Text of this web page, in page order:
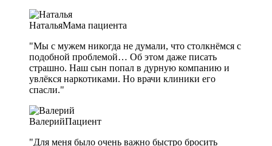
НатальяМама пациента
"Мы с мужем никогда не думали, что столкнёмся с
подобной проблемой… Об этом даже писать
страшно. Наш сын попал в дурную компанию и
увлёкся наркотиками. Но врачи клиники его
спасли."
ВалерийПациент
"Для меня было очень важно быстро бросить